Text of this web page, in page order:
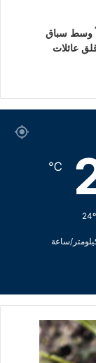
80 مهاجراً وسط سباق
عائلات
℃